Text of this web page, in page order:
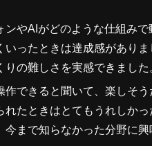
ンやAIがどのような仕組み
いったときは達成感があり
りの難しさを実感できまし
作できると聞いて、楽しそ
れたときはとてもうれしか
今まで知らなかった分野に興